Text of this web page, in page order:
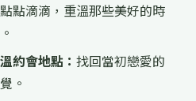
點滴滴，重溫那些美好的時
約會地點： 找回當初戀愛的
。